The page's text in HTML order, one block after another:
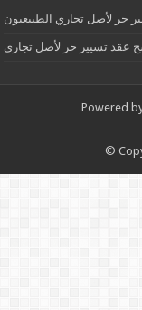
حر لأصل تجاري الطبيعيون
عقد تسيير حر لأصل تجاري
Powered
©